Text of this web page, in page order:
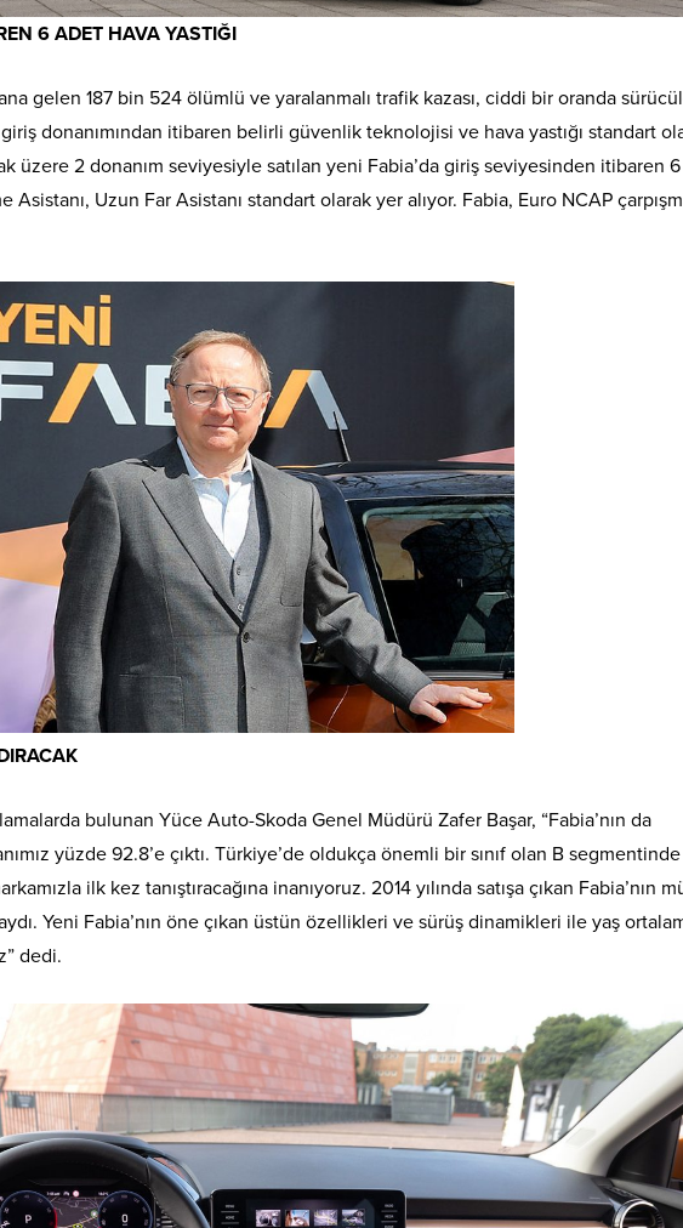
6 ADET HAVA YASTIĞI
gelen 187 bin 524 ölümlü ve yaralanmalı trafik kazası, ciddi bir oranda
donanımından itibaren belirli güvenlik teknolojisi ve hava yastığı standart
üzere 2 donanım seviyesiyle satılan yeni Fabia’da giriş seviyesinden itibaren
Asistanı, Uzun Far Asistanı standart olarak yer alıyor. Fabia, Euro NCAP
bulunan Yüce Auto-Skoda Genel Müdürü Zafer Başar, “Fabia’nın da
yüzde 92.8’e çıktı. Türkiye’de oldukça önemli bir sınıf olan B segmentinde
ilk kez tanıştıracağına inanıyoruz. 2014 yılında satışa çıkan Fabia’nın
Yeni Fabia’nın öne çıkan üstün özellikleri ve sürüş dinamikleri ile yaş
dedi.